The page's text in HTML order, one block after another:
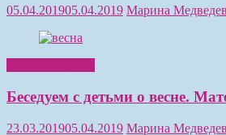
05.04.201905.04.2019 Марина
Беседуем с детьми о весне.
23.03.201905.04.2019 Марина